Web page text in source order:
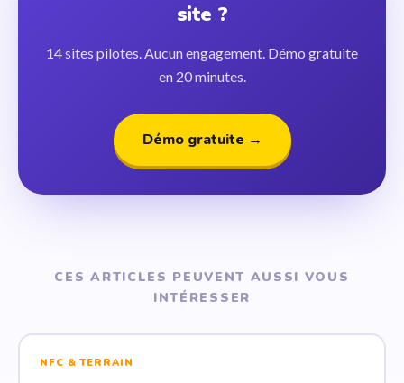
site ?
14 sites pilotes. Aucun engagement. Démo gratuite
en 20 minutes.
Démo gratuite →
CES ARTICLES PEUVENT AUSSI VOUS
INTÉRESSER
NFC & TERRAIN